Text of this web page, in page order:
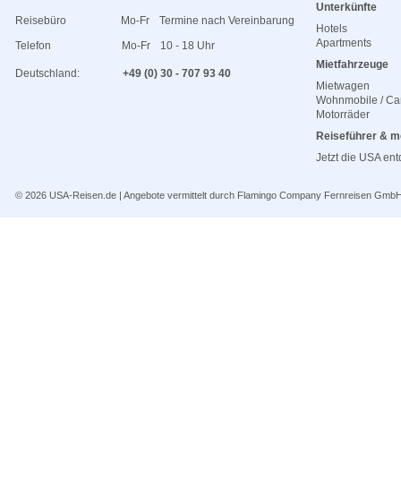
Reisebüro Mo-Fr
Termine nach Vereinbarung
Telefon
Mo-Fr 10 - 18 Uhr
Deutschland: +49 (0) 30 - 707 93 40
Unterkünfte
Hotels
Apartments
Mietfahrzeuge
Mietwagen
Wohnmobile /
Motorräder
Reiseführer &
Jetzt die USA
© 2026 USA-Reisen.de | Angebote vermittelt durch Flamingo Company Fernreisen